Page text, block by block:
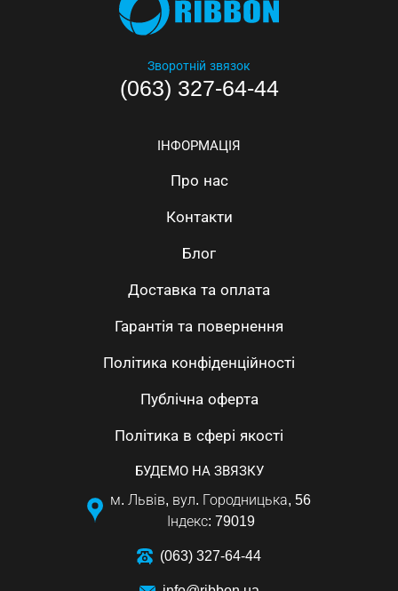
Зворотній звязок
(063) 327-64-44
ІНФОРМАЦІЯ
Про нас
Контакти
Блог
Доставка та оплата
Гарантія та повернення
Політика конфіденційності
Публічна оферта
Політика в сфері якості
БУДЕМО НА ЗВЯЗКУ
м. Львів, вул. Городницька, 56
Індекс: 79019
(063) 327-64-44